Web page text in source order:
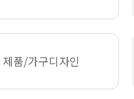
제품/가구디자인